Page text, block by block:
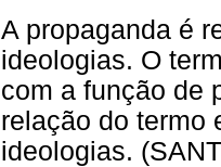
A propaganda é
ideologias. O
com a função de
relação do termo
ideologias.